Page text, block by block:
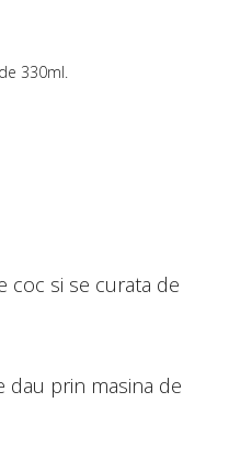
330ml.
coc si se curata de
dau prin masina de